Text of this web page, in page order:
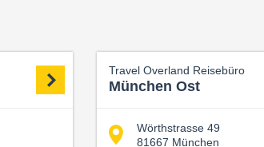
Travel Overland Reisebüro
München Ost
Wörthstrasse 49
81667 München